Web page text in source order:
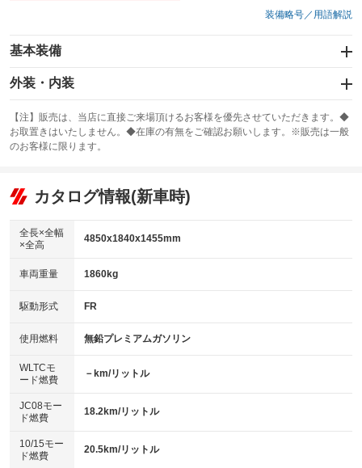
装備略号／用語解説
基本装備
エアバッグ：運転席/助手席/サイド
：装備あり
：装備なし
サンルーフ
：装備なし ABS
リフトアップ
：装備なし
：装備なし
パワーウィンドウ
アイドリングストップ
：装備あり
USB入力端子
：装備あり
100V電源
：装備なし
センターデフロック
：装備なし
電動格納ミラー
：装備あり
外装・内装
カーナビ：HDDナビ
：装備あり
TV：フルセグ
：装備あり
ビジュアル：-／DVD再生
：装備あり
アルミホイール：19インチ
：装備あり
HID(キセノンライト)
バックカメラ
エアロ
：装備あり
ローダウン
：装備なし
ベンチシート
：装備なし
【注】販売は、当店に直接ご来場頂けるお客様を優先させていただきます。◆
お取置きはいたしません。◆在庫の有無をご確認お願いします。※販売は一般
のお客様に限ります。
カタログ情報(新車時)
全長×全幅
×全高
4850x1840x1455mm
車両重量 1860kg
駆動形式 FR
使用燃料 無鉛プレミアムガソリン
WLTCモ
ード燃費
－km/リットル
JC08モー
ド燃費
18.2km/リットル
10/15モー
ド燃費
20.5km/リットル